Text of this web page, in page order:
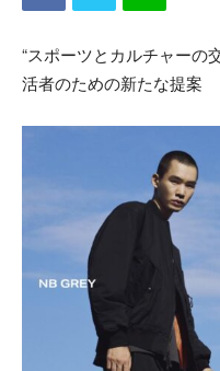
“スポーツとカルチャーの
活者のための新たな提案